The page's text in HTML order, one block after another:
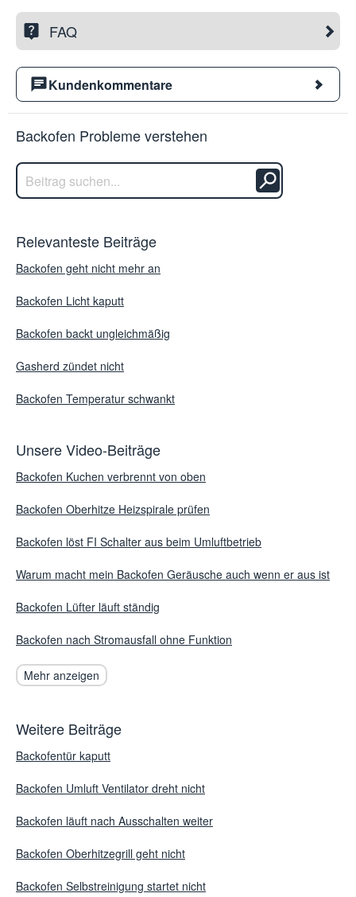
FAQ
Kundenkommentare
Backofen Probleme verstehen
Relevanteste Beiträge
Backofen geht nicht mehr an
Backofen Licht kaputt
Backofen backt ungleichmäßig
Gasherd zündet nicht
Backofen Temperatur schwankt
Unsere Video-Beiträge
Backofen Kuchen verbrennt von oben
Backofen Oberhitze Heizspirale prüfen
Backofen löst FI Schalter aus beim Umluftbetrieb
Warum macht mein Backofen Geräusche auch wenn er aus ist
Backofen Lüfter läuft ständig
Backofen nach Stromausfall ohne Funktion
Mehr anzeigen
Weitere Beiträge
Backofentür kaputt
Backofen Umluft Ventilator dreht nicht
Backofen läuft nach Ausschalten weiter
Backofen Oberhitzegrill geht nicht
Backofen Selbstreinigung startet nicht